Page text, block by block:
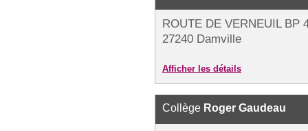
ROUTE DE VERNEUIL BP
27240 Damville
Afficher les détails
Collège Roger Gaudeau